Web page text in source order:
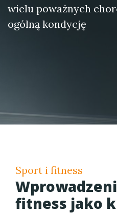
wielu poważnych
ogólną kondycję
Sport i fitness
fitness jako